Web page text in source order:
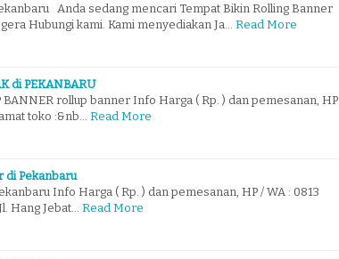
Anda sedang mencari Tempat Bikin Rolling Banner
Hubungi kami. Kami menyediakan Ja…
Read More
di PEKANBARU
BANNER rollup banner Info Harga ( Rp. ) dan pemesanan, HP
toko :&nb…
Read More
di Pekanbaru
Info Harga ( Rp. ) dan pemesanan, HP / WA : 0813
Hang Jebat…
Read More